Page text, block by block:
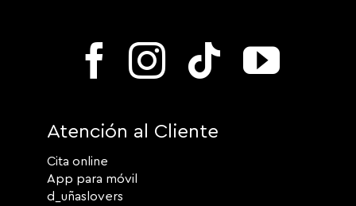
Atención al Cliente
Cita online
App para móvil
d_uñaslovers